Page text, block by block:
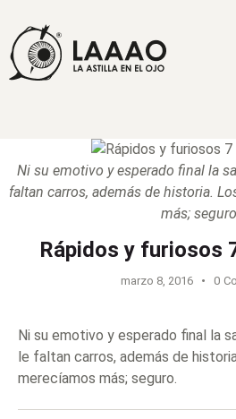
Ni su emotivo y esperado final la
faltan carros, además de historia.
más;
Rápidos y furiosos
marzo 8, 2016 0
Ni su emotivo y esperado final la
le faltan carros, además de
merecíamos más; seguro.